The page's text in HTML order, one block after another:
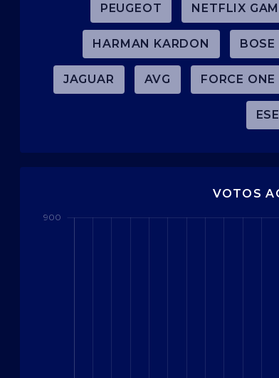
PEUGEOT NETFLIX
HARMAN KARDON BOSE
JAGUAR AVG FORCE ONE
VOTOS